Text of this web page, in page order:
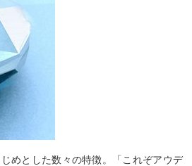
めとした数々の特徴。「これぞアウデ